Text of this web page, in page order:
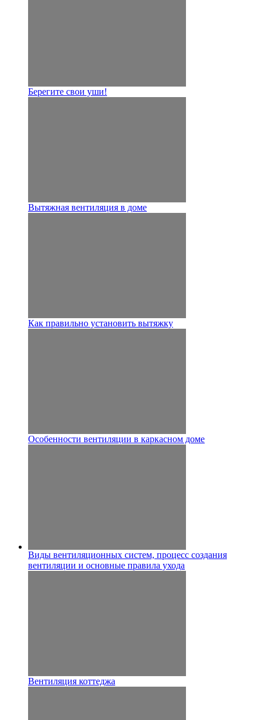
Берегите свои уши!
Вытяжная вентиляция в доме
Как правильно установить вытяжку
Особенности вентиляции в каркасном доме
Виды вентиляционных систем, процесс создания
вентиляции и основные правила ухода
Вентиляция коттеджа